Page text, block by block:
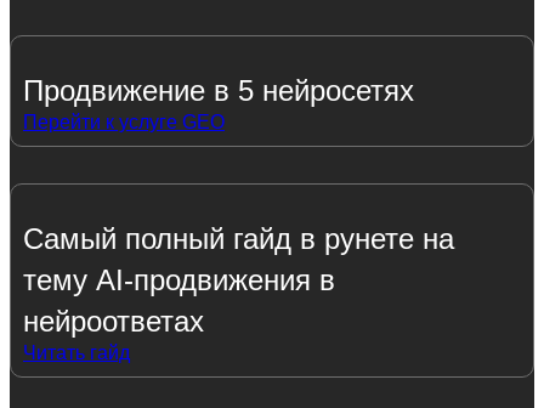
Продвижение в 5 нейросетях
Перейти к услуге GEO
Самый полный гайд в рунете на
тему AI-продвижения в
нейроответах
Читать гайд